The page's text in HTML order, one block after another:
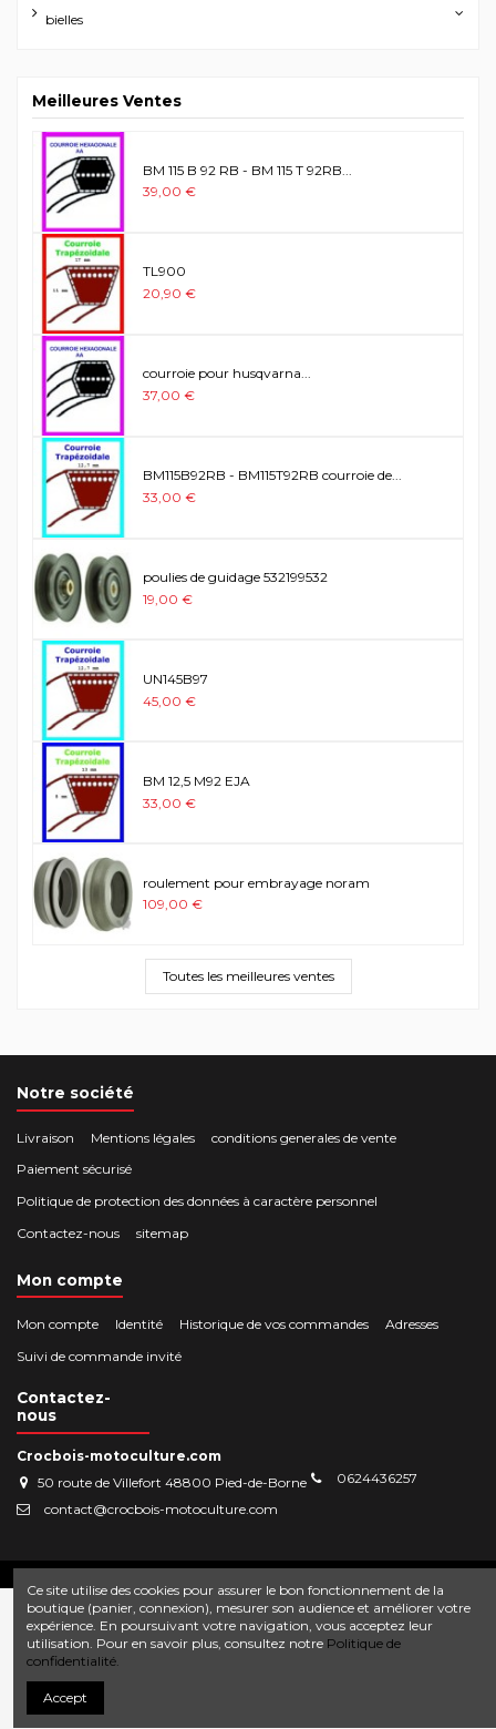
bielles
Meilleures Ventes
BM 115 B 92 RB - BM 115 T 92RB...
39,00 €
TL900
20,90 €
courroie pour husqvarna...
37,00 €
BM115B92RB - BM115T92RB courroie de...
33,00 €
poulies de guidage 532199532
19,00 €
UN145B97
45,00 €
BM 12,5 M92 EJA
33,00 €
roulement pour embrayage noram
109,00 €
Toutes les meilleures ventes
Notre société
Livraison Mentions légales
conditions generales de vente
Paiement sécurisé
Politique de protection des données à caractère personnel
Contactez-nous
sitemap
Mon compte
Mon compte Identité Historique de vos commandes
Adresses
Suivi de commande invité
Contactez-
nous
Crocbois-motoculture.com
50 route de Villefort 48800 Pied-de-Borne
0624436257
contact@crocbois-motoculture.com
Ce site utilise des cookies pour assurer le bon fonctionnement de la
boutique (panier, connexion), mesurer son audience et améliorer votre
expérience. En poursuivant votre navigation, vous acceptez leur
utilisation. Pour en savoir plus, consultez notre Politique de
confidentialité.
Accept